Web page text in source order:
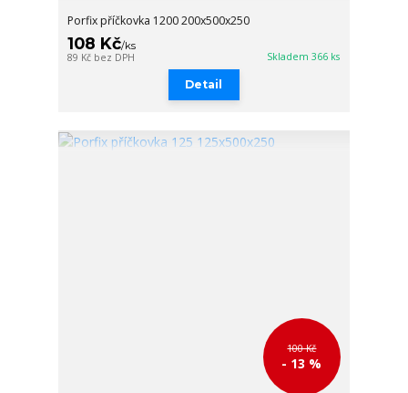
Porfix příčkovka 1200 200x500x250
108 Kč/ks
89 Kč bez DPH Skladem 366 ks
Detail
100 Kč
- 13 %